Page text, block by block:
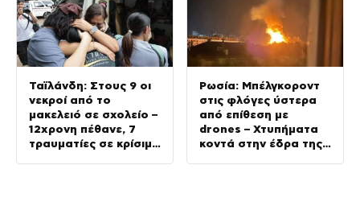
Ταϊλάνδη: Στους 9 οι
νεκροί από το
μακελειό σε σχολείο –
12χρονη πέθανε, 7
τραυματίες σε κρίσιμη
Ρωσία: Μπέλγκοροντ
στις φλόγες ύστερα
από επίθεση με
drones – Χτυπήματα
κοντά στην έδρα της